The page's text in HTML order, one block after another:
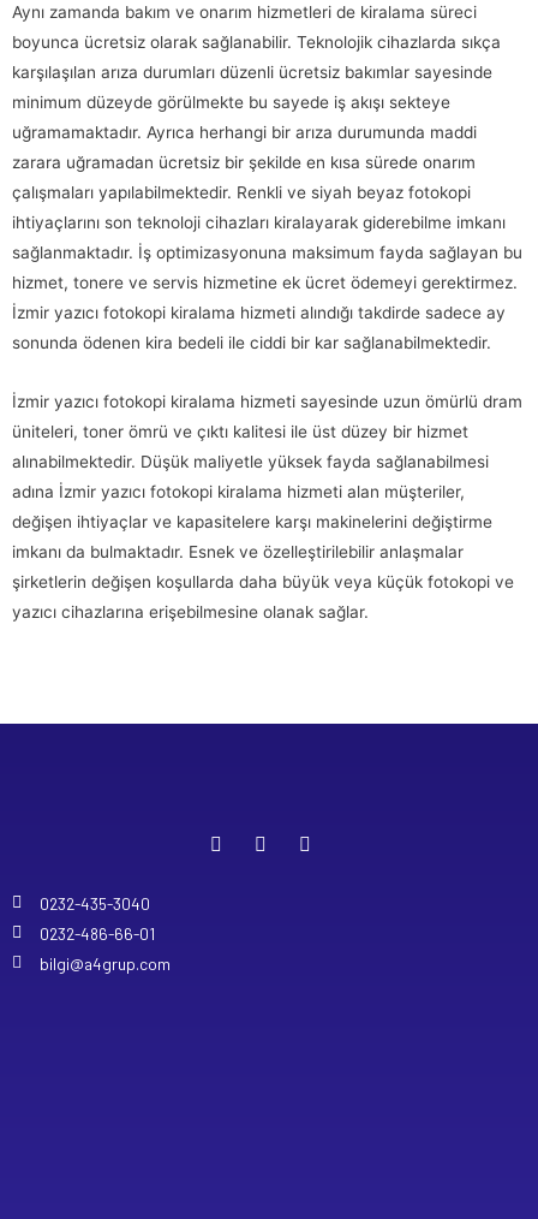
Aynı zamanda bakım ve onarım hizmetleri de kiralama süreci
boyunca ücretsiz olarak sağlanabilir. Teknolojik cihazlarda sıkça
karşılaşılan arıza durumları düzenli ücretsiz bakımlar sayesinde
minimum düzeyde görülmekte bu sayede iş akışı sekteye
uğramamaktadır. Ayrıca herhangi bir arıza durumunda maddi
zarara uğramadan ücretsiz bir şekilde en kısa sürede onarım
çalışmaları yapılabilmektedir. Renkli ve siyah beyaz fotokopi
ihtiyaçlarını son teknoloji cihazları kiralayarak giderebilme imkanı
sağlanmaktadır. İş optimizasyonuna maksimum fayda sağlayan bu
hizmet, tonere ve servis hizmetine ek ücret ödemeyi gerektirmez.
İzmir yazıcı fotokopi kiralama hizmeti alındığı takdirde sadece ay
sonunda ödenen kira bedeli ile ciddi bir kar sağlanabilmektedir.
İzmir yazıcı fotokopi kiralama hizmeti sayesinde uzun ömürlü dram
üniteleri, toner ömrü ve çıktı kalitesi ile üst düzey bir hizmet
alınabilmektedir. Düşük maliyetle yüksek fayda sağlanabilmesi
adına İzmir yazıcı fotokopi kiralama hizmeti alan müşteriler,
değişen ihtiyaçlar ve kapasitelere karşı makinelerini değiştirme
imkanı da bulmaktadır. Esnek ve özelleştirilebilir anlaşmalar
şirketlerin değişen koşullarda daha büyük veya küçük fotokopi ve
yazıcı cihazlarına erişebilmesine olanak sağlar.
0232-435-3040
0232-486-66-01
bilgi@a4grup.com